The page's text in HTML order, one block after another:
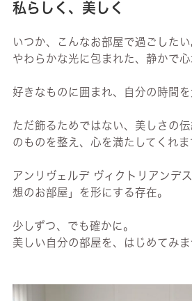
私らしく、美しく
いつか、こんなお部屋で過ごしたい
やわらかな光に包まれた、静かで心
好きなものに囲まれ、自分の時間を
ただ飾るためではない、美しさの
のものを整え、心を満たしてくれま
アンリヴェルデ ヴィクトリアンデ
想のお部屋」を形にする存在。
少しずつ、でも確かに。
美しい自分の部屋を、はじめてみま